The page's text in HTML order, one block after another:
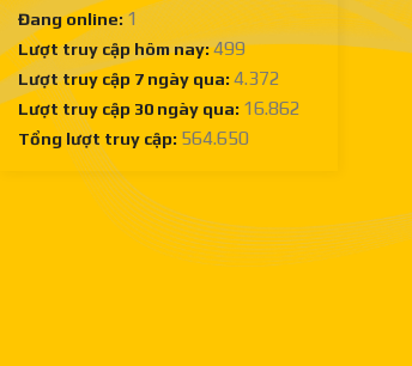
Đang online:1
Lượt truy cập hôm nay:499
Lượt truy cập 7 ngày qua: 4.372
Lượt truy cập 30 ngày qua: 16.862
Tổng lượt truy cập: 564.650